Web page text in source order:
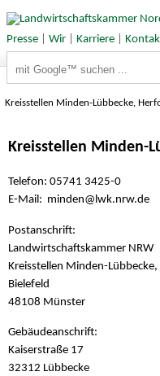
Presse| Wir| Karriere|
Kreisstellen Minden-Lübbecke,
Kreisstellen Minden-
Telefon: 05741 3425-0
E-Mail: minden@lwk.nrw.de
Postanschrift:
Landwirtschaftskammer NRW
Kreisstellen Minden-
Bielefeld
48108 Münster
Gebäudeanschrift:
Kaiserstraße 17
32312 Lübbecke